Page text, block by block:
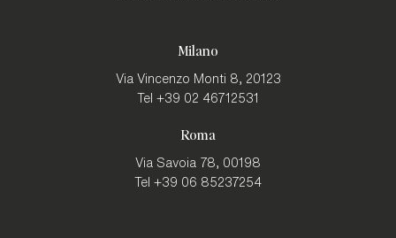
Milano
Via Vincenzo Monti 8, 20123
Tel +39 02 46712531
Roma
Via Savoia 78, 00198
Tel +39 06 85237254